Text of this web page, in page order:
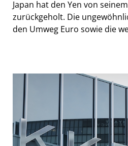
Japan hat den Yen von
zurückgeholt. Die
den Umweg Euro sowie die